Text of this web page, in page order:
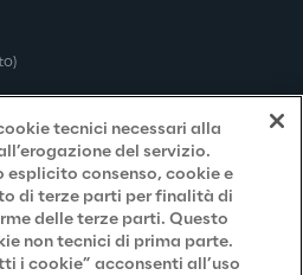
tecnici necessari alla
del servizio.
consenso, cookie e
di terze parti per finalità di
delle terze parti. Questo
non tecnici di prima parte.
i cookie” acconsenti all’uso